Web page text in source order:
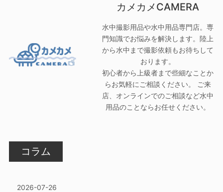
カメカメCAMERA
水中撮影用品や水中用品専門店。専
門知識でお悩みを解決します。陸上
から水中まで撮影依頼もお待ちして
おります。
初心者から上級者まで些細なことか
らお気軽にご相談ください。 ご来
店、オンラインでのご相談など水中
用品のことならお任せください。
コラム
2026-07-26